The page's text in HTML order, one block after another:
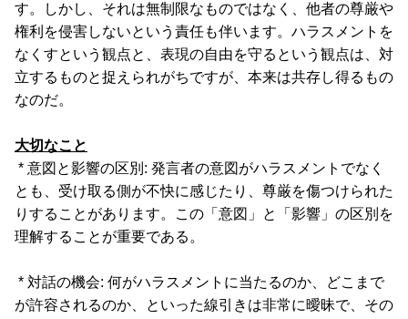
す。しかし、それは無制限なものではなく、他者の尊厳や
権利を侵害しないという責任も伴います。ハラスメントを
なくすという観点と、表現の自由を守るという観点は、対
立するものと捉えられがちですが、本来は共存し得るもの
なのだ。
大切なこと
* 意図と影響の区別: 発言者の意図がハラスメントでなく
とも、受け取る側が不快に感じたり、尊厳を傷つけられた
りすることがあります。この「意図」と「影響」の区別を
理解することが重要である。
* 対話の機会: 何がハラスメントに当たるのか、どこまで
が許容されるのか、といった線引きは非常に曖昧で、その